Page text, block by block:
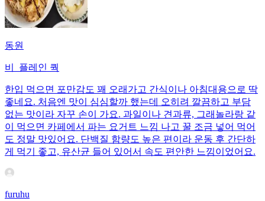
동원
비_플레인 쿽
한입 먹으면 포만감도 꽤 오래가고 간식이나 아침대용으로 딱
좋네요. 처음엔 맛이 심심할까 했는데 오히려 깔끔하고 부담
없는 맛이라 자꾸 손이 가요. 과일이나 견과류, 그래놀라랑 같
이 먹으면 카페에서 파는 요거트 느낌 나고 꿀 조금 넣어 먹어
도 정말 맛있어요. 단백질 함량도 높은 편이라 운동 후 간단하
게 먹기 좋고, 유산균 들어 있어서 속도 편안한 느낌이었어요.
furuhu